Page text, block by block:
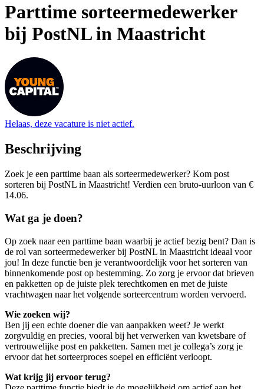
Parttime sorteermedewerker
bij PostNL in Maastricht
Helaas, deze vacature is niet actief.
Beschrijving
Zoek je een parttime baan als sorteermedewerker? Kom post
sorteren bij PostNL in Maastricht! Verdien een bruto-uurloon van €
14.06.
Wat ga je doen?
Op zoek naar een parttime baan waarbij je actief bezig bent? Dan is
de rol van sorteermedewerker bij PostNL in Maastricht ideaal voor
jou! In deze functie ben je verantwoordelijk voor het sorteren van
binnenkomende post op bestemming. Zo zorg je ervoor dat brieven
en pakketten op de juiste plek terechtkomen en met de juiste
vrachtwagen naar het volgende sorteercentrum worden vervoerd.
Wie zoeken wij?
Ben jij een echte doener die van aanpakken weet? Je werkt
zorgvuldig en precies, vooral bij het verwerken van kwetsbare of
vertrouwelijke post en pakketten. Samen met je collega’s zorg je
ervoor dat het sorteerproces soepel en efficiënt verloopt.
Wat krijg jij ervoor terug?